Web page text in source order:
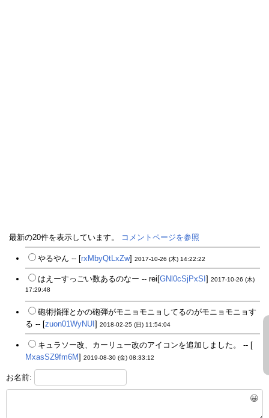
最新の20件を表示しています。 コメントページを参照
やるやん -- [rxMbyQtLxZw] 2017-10-26 (木) 14:22:22
はえーすっごい数あるのなー -- rei[GNl0cSjPxSI ] 2017-10-26 (木)
17:29:48
砲術指揮とかの砲弾がモニョモニョしてるのがモニョモニョす
る -- [zuon01WyNUI ] 2018-02-25 (日) 11:54:04
キュラソー改、カーリュー改のアイコンを追加しました。 -- [
MxasSZ9fm6M] 2019-08-30 (金) 08:33:12
お名前:
😀